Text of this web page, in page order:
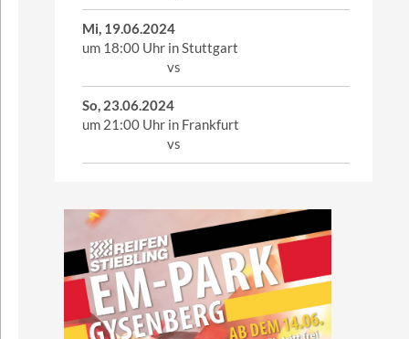
Mi, 19.06.2024
um 18:00 Uhr in Stuttgart
vs
So, 23.06.2024
um 21:00 Uhr in Frankfurt
vs